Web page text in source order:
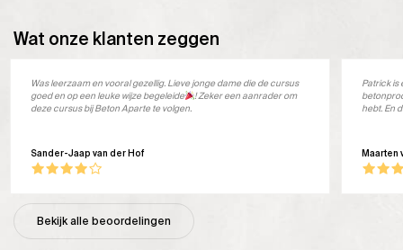
Wat onze klanten zeggen
Sander-Jaap van der Hof
Was leerzaam en vooral gezellig. Lieve jonge dame die de cursus
goed en op een leuke wijze begeleide
! Zeker een aanrader om
deze cursus bij Beton Aparte te volgen.
Maarten
Patrick is
hebt. En
Bekijk alle beoordelingen